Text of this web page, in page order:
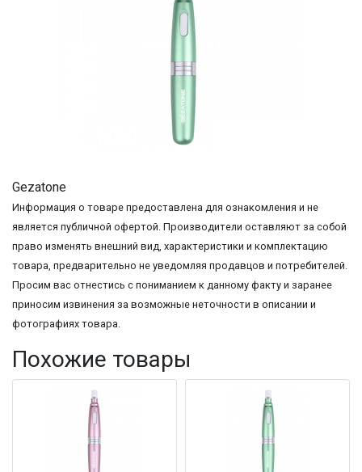
Gezatone
Информация о товаре предоставлена для ознакомления и не
является публичной офертой. Производители оставляют за собой
право изменять внешний вид, характеристики и комплектацию
товара, предварительно не уведомляя продавцов и потребителей.
Просим вас отнестись с пониманием к данному факту и заранее
приносим извинения за возможные неточности в описании и
фотографиях товара.
Похожие товары